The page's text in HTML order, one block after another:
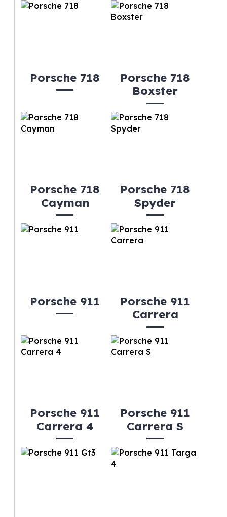
Porsche 718
Porsche 718
Boxster
Porsche 718
Cayman
Porsche 718
Spyder
Porsche 911
Porsche 911
Carrera
Porsche 911
Carrera 4
Porsche 911
Carrera S